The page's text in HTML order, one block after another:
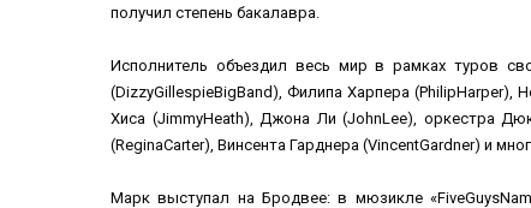
получил степень бакалавра.
Исполнитель объездил весь мир в рамках туров
(DizzyGillespieBigBand), Филипа Харпера
Хиса (JimmyHeath), Джона Ли (JohnLee), оркестра
(ReginaCarter), Винсента Гарднера (VincentGardner) и
Марк выступал на Бродвее: в мюзикле